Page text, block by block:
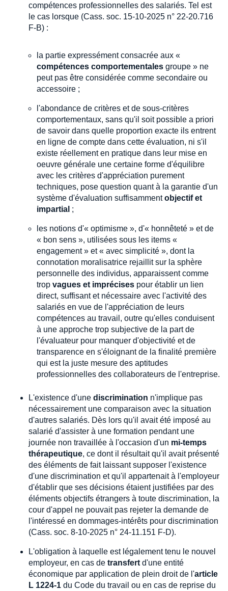
compétences professionnelles des salariés. Tel est
le cas lorsque (Cass. soc. 15-10-2025 n° 22-20.716
F-B) :
la partie expressément consacrée aux «
compétences comportementales groupe » ne
peut pas être considérée comme secondaire ou
accessoire ;
l'abondance de critères et de sous-critères
comportementaux, sans qu'il soit possible a priori
de savoir dans quelle proportion exacte ils entrent
en ligne de compte dans cette évaluation, ni s'il
existe réellement en pratique dans leur mise en
oeuvre générale une certaine forme d'équilibre
avec les critères d'appréciation purement
techniques, pose question quant à la garantie d'un
système d'évaluation suffisammentobjectif et
impartial ;
les notions d'« optimisme », d'« honnêteté » et de
« bon sens », utilisées sous les items «
engagement » et « avec simplicité », dont la
connotation moralisatrice rejaillit sur la sphère
personnelle des individus, apparaissent comme
trop vagues et imprécises pour établir un lien
direct, suffisant et nécessaire avec l'activité des
salariés en vue de l'appréciation de leurs
compétences au travail, outre qu'elles conduisent
à une approche trop subjective de la part de
l'évaluateur pour manquer d'objectivité et de
transparence en s'éloignant de la finalité première
qui est la juste mesure des aptitudes
professionnelles des collaborateurs de l'entreprise.
L'existence d'une discrimination n'implique pas
nécessairement une comparaison avec la situation
d'autres salariés. Dès lors qu'il avait été imposé au
salarié d'assister à une formation pendant une
journée non travaillée à l'occasion d'un mi-temps
thérapeutique, ce dont il résultait qu'il avait présenté
des éléments de fait laissant supposer l'existence
d'une discrimination et qu'il appartenait à l'employeur
d'établir que ses décisions étaient justifiées par des
éléments objectifs étrangers à toute discrimination, la
cour d'appel ne pouvait pas rejeter la demande de
l'intéressé en dommages-intérêts pour discrimination
(Cass. soc. 8-10-2025 n° 24-11.151 F-D).
L'obligation à laquelle est légalement tenu le nouvel
employeur, en cas de transfert d'une entité
économique par application de plein droit de l'article
L 1224-1 du Code du travail ou en cas de reprise du